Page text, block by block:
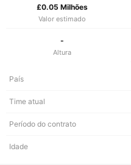
£0.05 Milhões
Valor estimado
-
Altura
País
Time atual
Período do contrato
Idade